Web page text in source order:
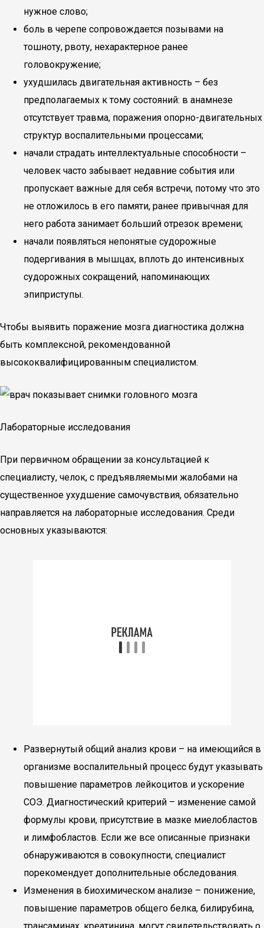
нужное слово;
боль в черепе сопровождается позывами на
тошноту, рвоту, нехарактерное ранее
головокружение;
ухудшилась двигательная активность – без
предполагаемых к тому состояний: в анамнезе
отсутствует травма, поражения опорно-двигательных
структур воспалительными процессами;
начали страдать интеллектуальные способности –
человек часто забывает недавние события или
пропускает важные для себя встречи, потому что это
не отложилось в его памяти, ранее привычная для
него работа занимает больший отрезок времени;
начали появляться непонятые судорожные
подергивания в мышцах, вплоть до интенсивных
судорожных сокращений, напоминающих
эпиприступы.
Чтобы выявить поражение мозга диагностика должна
быть комплексной, рекомендованной
высококвалифицированным специалистом.
Лабораторные исследования
При первичном обращении за консультацией к
специалисту, челок, с предъявляемыми жалобами на
существенное ухудшение самочувствия, обязательно
направляется на лабораторные исследования. Среди
основных указываются:
Развернутый общий анализ крови – на имеющийся в
организме воспалительный процесс будут указывать
повышение параметров лейкоцитов и ускорение
СОЭ. Диагностический критерий – изменение самой
формулы крови, присутствие в мазке миелобластов
и лимфобластов. Если же все описанные признаки
обнаруживаются в совокупности, специалист
порекомендует дополнительные обследования.
Изменения в биохимическом анализе – понижение,
повышение параметров общего белка, билирубина,